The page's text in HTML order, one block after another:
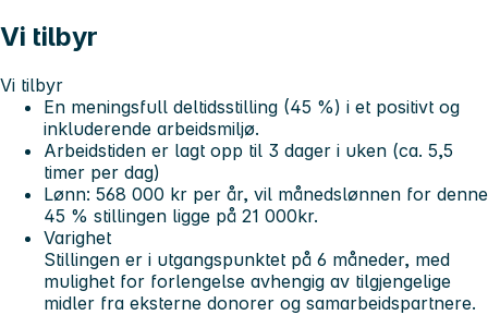
Vi tilbyr
Vi tilbyr
En meningsfull deltidsstilling (45 %) i et positivt og
inkluderende arbeidsmiljø.
Arbeidstiden er lagt opp til 3 dager i uken (ca. 5,5
timer per dag)
Lønn: 568 000 kr per år, vil månedslønnen for denne
45 % stillingen ligge på 21 000kr.
Varighet
Stillingen er i utgangspunktet på 6 måneder, med
mulighet for forlengelse avhengig av tilgjengelige
midler fra eksterne donorer og samarbeidspartnere.